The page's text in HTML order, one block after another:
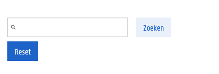
Zoeken
Reset